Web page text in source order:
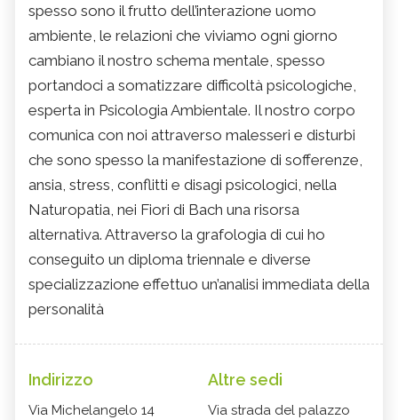
spesso sono il frutto dell’interazione uomo
ambiente, le relazioni che viviamo ogni giorno
cambiano il nostro schema mentale, spesso
portandoci a somatizzare difficoltà psicologiche,
esperta in Psicologia Ambientale. Il nostro corpo
comunica con noi attraverso malesseri e disturbi
che sono spesso la manifestazione di sofferenze,
ansia, stress, conflitti e disagi psicologici, nella
Naturopatia, nei Fiori di Bach una risorsa
alternativa. Attraverso la grafologia di cui ho
conseguito un diploma triennale e diverse
specializzazione effettuo un’analisi immediata della
personalità
Indirizzo
Via Michelangelo 14
Altre sedi
Via strada del palazzo